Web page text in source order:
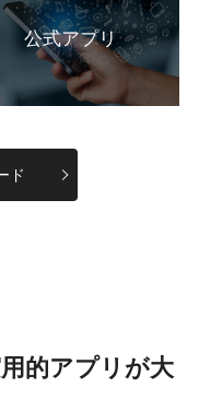
公式アプリ
ド
的アプリが大